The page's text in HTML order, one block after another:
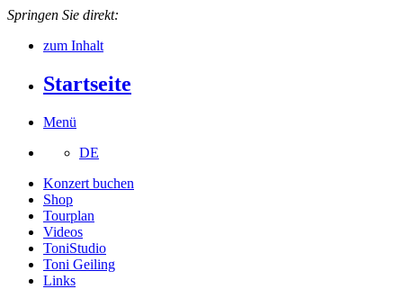
Springen Sie direkt:
zum Inhalt
Startseite
Menü
DE
Konzert buchen
Shop
Tourplan
Videos
ToniStudio
Toni Geiling
Links